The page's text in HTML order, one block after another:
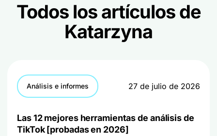
Todos los artículos de
Katarzyna
Análisis e informes 27 de julio de 2026
Las 12 mejores herramientas de análisis de
TikTok [probadas en 2026]